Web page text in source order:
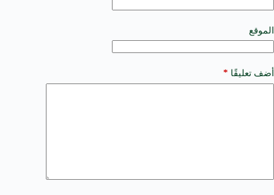
الموقع
أضف تعليقًا *
i
e
: